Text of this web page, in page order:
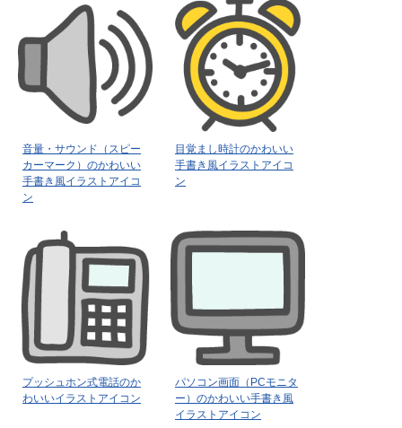
音量・サウンド（スピー
カーマーク）のかわいい
手書き風イラストアイコ
ン
目覚まし時計のかわいい
手書き風イラストアイコ
ン
プッシュホン式電話のか
わいいイラストアイコン
パソコン画面（PCモニタ
ー）のかわいい手書き風
イラストアイコン